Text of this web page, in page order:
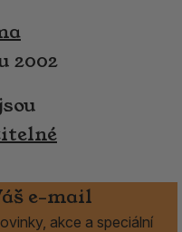
2002
e-mail
akce a speciální